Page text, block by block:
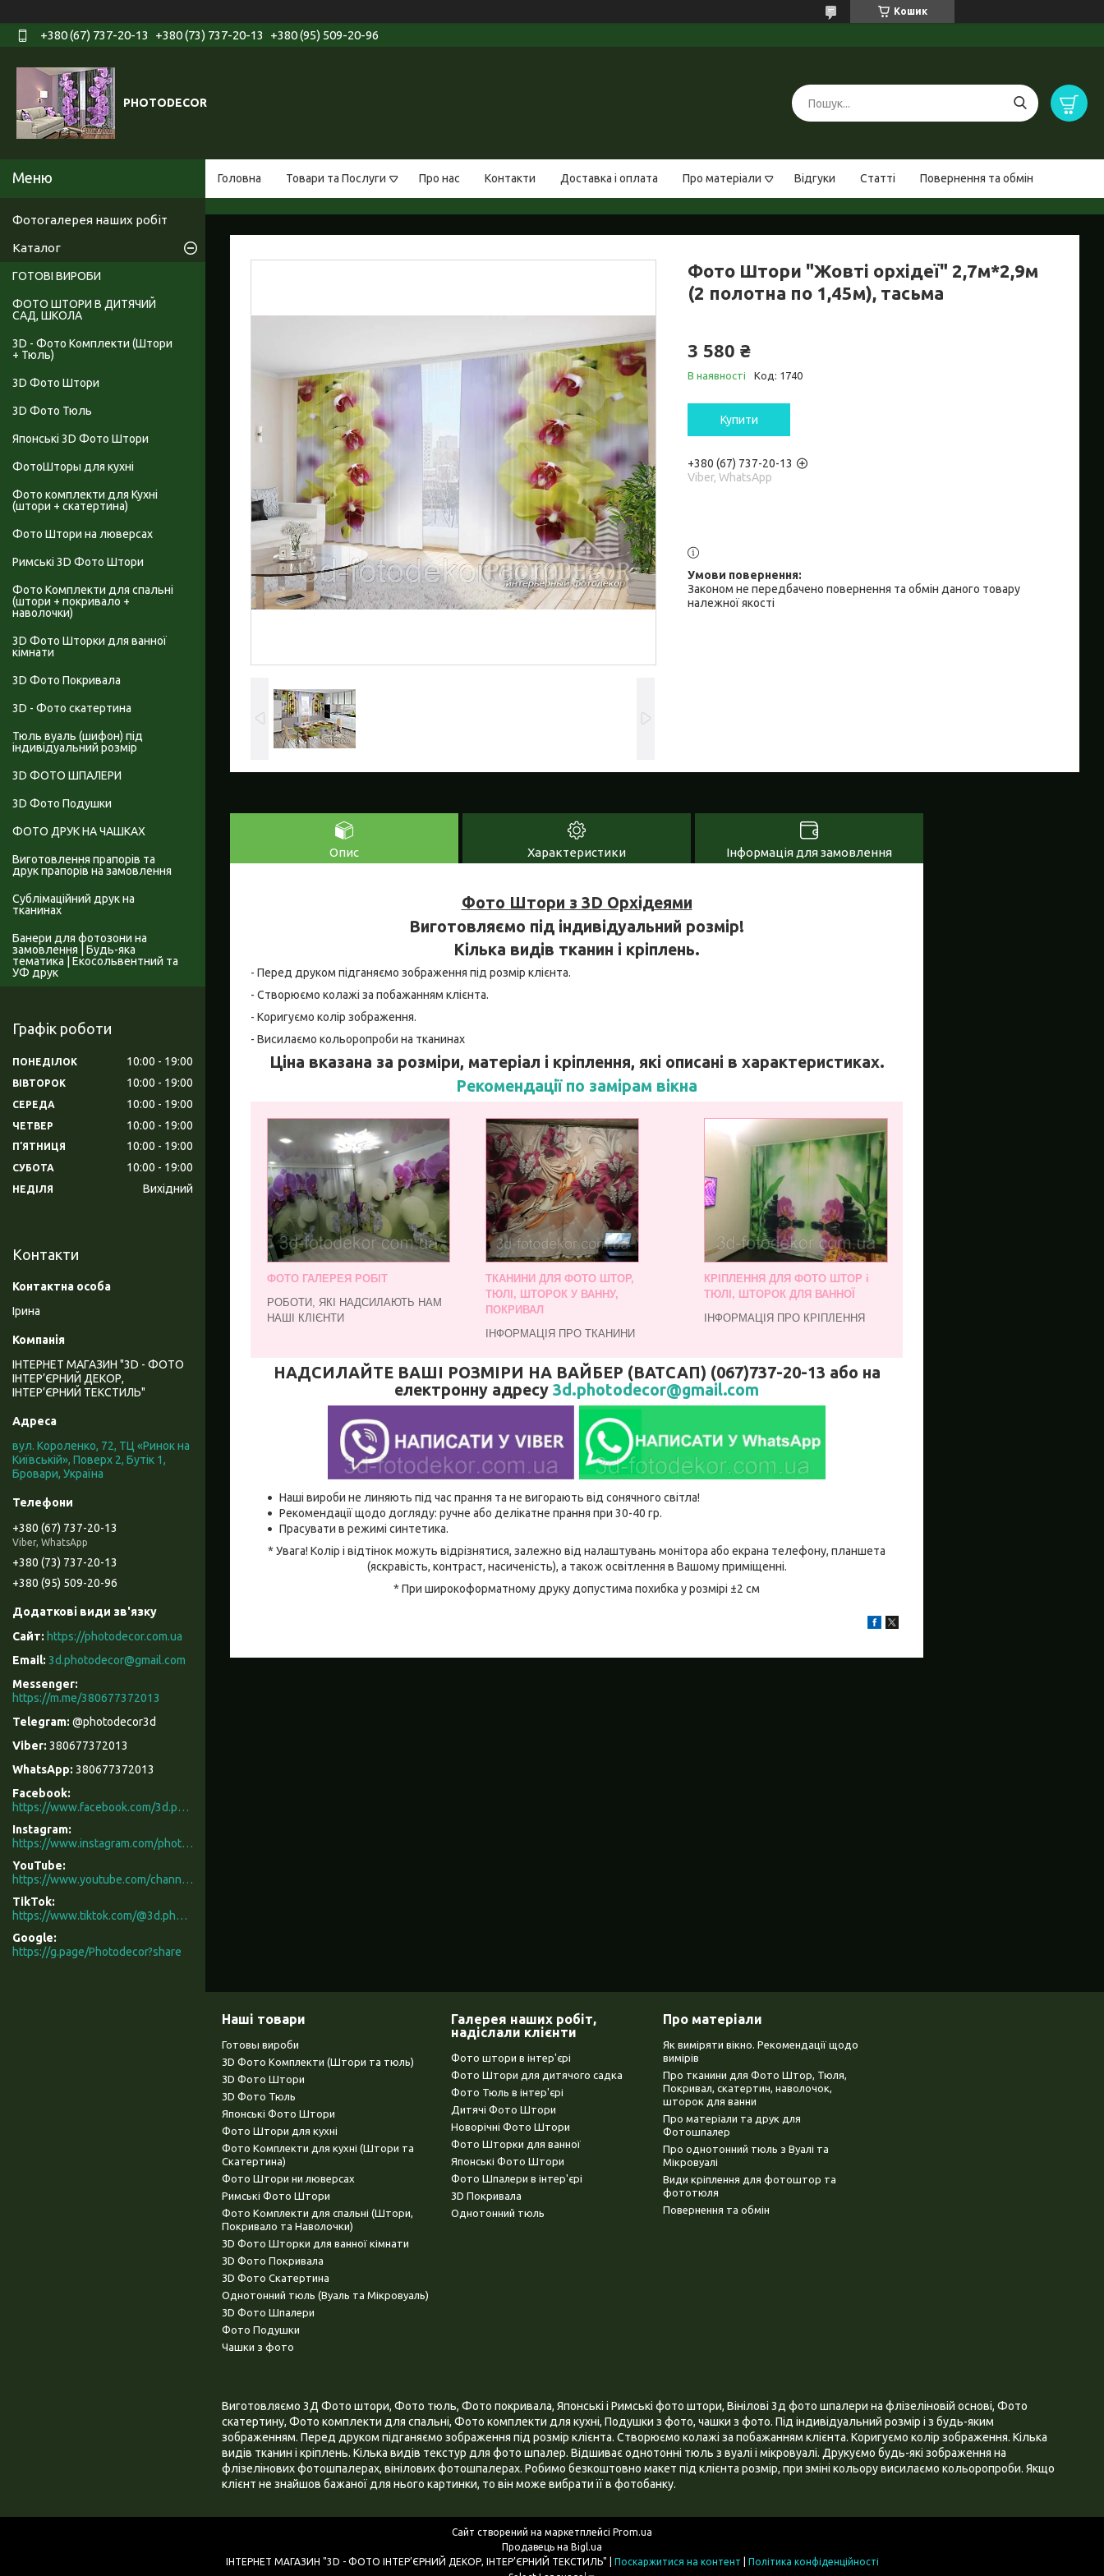
Кошик
+380 (67) 737-20-13 +380 (73) 737-20-13 +380 (95) 509-20-96
PHOTODECOR
Головна Товари та Послуги Про нас Контакти Доставка і оплата Про матеріали Відгуки Статті Повернення та обмін
Фото Штори "Жовті орхідеї" 2,7м*2,9м
(2 полотна по 1,45м), тасьма
3 580 ₴
В наявності Код: 1740
Купити
+380 (67) 737-20-13
Viber, WhatsApp
Законом не передбачено повернення та обмін даного товару
належної якості
Опис Характеристики Інформація для замовлення
Фото Штори з 3D Орхідеями
Виготовляємо під індивідуальний розмір!
Кілька видів тканин і кріплень.
- Перед друком підганяємо зображення під розмір клієнта.
- Створюємо колажі за побажанням клієнта.
- Коригуємо колір зображення.
- Висилаємо кольоропроби на тканинах
Ціна вказана за розміри, матеріал і кріплення, які описані в характеристиках.
Рекомендації по замірам вікна
ФОТО ГАЛЕРЕЯ РОБІТ
РОБОТИ, ЯКІ НАДСИЛАЮТЬ НАМ
НАШІ КЛІЄНТИ
ТКАНИНИ ДЛЯ ФОТО ШТОР,
ТЮЛІ, ШТОРОК У ВАННУ,
ПОКРИВАЛ
ІНФОРМАЦІЯ ПРО ТКАНИНИ
КРІПЛЕННЯ ДЛЯ ФОТО ШТОР і
ТЮЛІ, ШТОРОК ДЛЯ ВАННОЇ
ІНФОРМАЦІЯ ПРО КРІПЛЕННЯ
НАДСИЛАЙТЕ ВАШІ РОЗМІРИ НА ВАЙБЕР (ВАТСАП) (067)737-20-13 або на
електронну адресу 3d.photodecor@gmail.com
Наші вироби не линяють під час прання та не вигорають від сонячного світла!
Рекомендації щодо догляду: ручне або делікатне прання при 30-40 гр.
Прасувати в режимі синтетика.
* Увага! Колір і відтінок можуть відрізнятися, залежно від налаштувань монітора або екрана телефону, планшета
(яскравість, контраст, насиченість), а також освітлення в Вашому приміщенні.
* При широкоформатному друку допустима похибка у розмірі ±2 см
Фотогалерея наших робіт
Каталог
ГОТОВІ ВИРОБИ
ФОТО ШТОРИ В ДИТЯЧИЙ
САД, ШКОЛА
3D - Фото Комплекти (Штори
+ Тюль)
3D Фото Штори
3D Фото Тюль
Японські 3D Фото Штори
ФотоШторы для кухні
Фото комплекти для Кухні
(штори + скатертина)
Фото Штори на люверсах
Римські 3D Фото Штори
Фото Комплекти для спальні
(штори + покривало +
наволочки)
3D Фото Шторки для ванної
кімнати
3D Фото Покривала
3D - Фото скатертина
Тюль вуаль (шифон) під
індивідуальний розмір
3D ФОТО ШПАЛЕРИ
3D Фото Подушки
ФОТО ДРУК НА ЧАШКАХ
Виготовлення прапорів та
друк прапорів на замовлення
Сублімаційний друк на
тканинах
Банери для фотозони на
замовлення | Будь-яка
тематика | Екосольвентний та
УФ друк
Графік роботи
ПОНЕДІЛОК 10:00 19:00
ВІВТОРОК 10:00 19:00
СЕРЕДА 10:00 19:00
ЧЕТВЕР 10:00 19:00
ПʼЯТНИЦЯ 10:00 19:00
СУБОТА 10:00 19:00
НЕДІЛЯ Вихідний
Контакти
Ірина
ІНТЕРНЕТ МАГАЗИН "3D - ФОТО
ІНТЕР’ЄРНИЙ ДЕКОР,
ІНТЕР’ЄРНИЙ ТЕКСТИЛЬ"
вул. Короленко, 72, ТЦ «Ринок на
Київській», Поверх 2, Бутік 1,
Бровари, Україна
+380 (67) 737-20-13
Viber, WhatsApp
+380 (73) 737-20-13
+380 (95) 509-20-96
https://photodecor.com.ua
3d.photodecor@gmail.com
https://m.me/380677372013
@photodecor3d
380677372013
380677372013
Facebook
https://www.facebook.com/3d.photodecor/
Instagram
https://www.instagram.com/photodecor.com.ua/
YouTube
https://www.youtube.com/channel/UCXCUerfqRY1Pw7-IptdbqyA/videos
TikTok
https://www.tiktok.com/@3d.photodecor?is_from_webapp=1&sender_device=pc
Google
https://g.page/Photodecor?share
Наші товари
Готовы вироби
3D Фото Комплекти (Штори та тюль)
3D Фото Штори
3D Фото Тюль
Японські Фото Штори
Фото Штори для кухні
Фото Комплекти для кухні (Штори та
Скатертина)
Фото Штори ни люверсах
Римські Фото Штори
Фото Комплекти для спальні (Штори,
Покривало та Наволочки)
3D Фото Шторки для ванної кімнати
3D Фото Покривала
3D Фото Скатертина
Однотонний тюль (Вуаль та Мікровуаль)
3D Фото Шпалери
Фото Подушки
Чашки з фото
Галерея наших робіт,
надіслали клієнти
Фото штори в інтер'єрі
Фото Штори для дитячого садка
Фото Тюль в інтер'єрі
Дитячі Фото Штори
Новорічні Фото Штори
Фото Шторки для ванної
Японські Фото Штори
Фото Шпалери в інтер'єрі
3D Покривала
Однотонний тюль
Про матеріали
Як виміряти вікно. Рекомендації щодо
вимірів
Про тканини для Фото Штор, Тюля,
Покривал, скатертин, наволочок,
шторок для ванни
Про матеріали та друк для
Фотошпалер
Про однотонний тюль з Вуалі та
Мікровуалі
Види кріплення для фотоштор та
фототюля
Повернення та обмін
Виготовляємо 3Д Фото штори, Фото тюль, Фото покривала, Японські і Римські фото штори, Вінілові 3д фото шпалери на флізеліновій основі, Фото
скатертину, Фото комплекти для спальні, Фото комплекти для кухні, Подушки з фото, чашки з фото. Під індивідуальний розмір і з будь-яким
зображенням. Перед друком підганяємо зображення під розмір клієнта. Створюємо колажі за побажанням клієнта. Коригуємо колір зображення. Кілька
видів тканин і кріплень. Кілька видів текстур для фото шпалер. Відшиває однотонні тюль з вуалі і мікровуалі. Друкуємо будь-які зображення на
флізелінових фотошпалерах, вінілових фотошпалерах. Робимо безкоштовно макет під клієнта розмір, при зміні кольору висилаємо кольоропроби. Якщо
клієнт не знайшов бажаної для нього картинки, то він може вибрати її в фотобанку.
Сайт створений на маркетплейсі Prom.ua
Продавець на Bigl.ua
Поскаржитися на контент
Політика конфіденційності